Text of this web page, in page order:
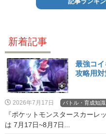
新着記事
最強コ
攻略用
2026年7月17日 バトル・育成知識
『ポケットモンスタースカーレ
は 7月17日~8月7日...